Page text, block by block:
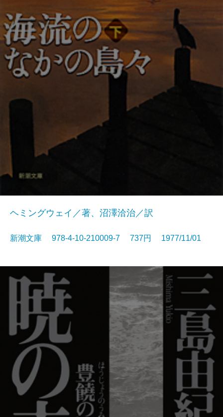
ヘミングウェイ／著、沼澤洽治／訳
新潮文庫 978-4-10-210009-7 737円 1977/11/01